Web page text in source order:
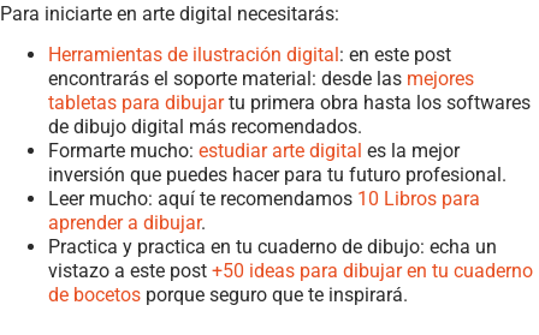
Para iniciarte en arte digital necesitarás:
Herramientas de ilustración digital: en este post
encontrarás el soporte material: desde las mejores
tabletas para dibujartu primera obra hasta los softwares
de dibujo digital más recomendados.
Formarte mucho: estudiar arte digital es la mejor
inversión que puedes hacer para tu futuro profesional.
Leer mucho: aquí te recomendamos 10 Libros para
aprender a dibujar.
Practica y practica en tu cuaderno de dibujo: echa un
vistazo a este post +50 ideas para dibujar en tu cuaderno
de bocetos porque seguro que te inspirará.